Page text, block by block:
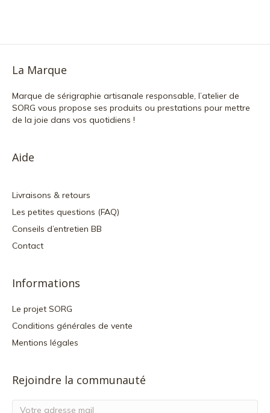
La Marque
Marque de sérigraphie artisanale responsable, l’atelier de
SORG vous propose ses produits ou prestations pour mettre
de la joie dans vos quotidiens !
Aide
Livraisons & retours
Les petites questions (FAQ)
Conseils d’entretien BB
Contact
Informations
Le projet SORG
Conditions générales de vente
Mentions légales
Rejoindre la communauté